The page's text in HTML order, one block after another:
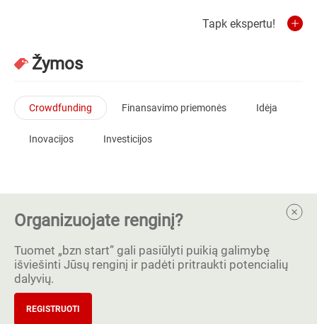
Tapk ekspertu!
Žymos
Crowdfunding Finansavimo priemonės Idėja
Inovacijos Investicijos
Organizuojate renginį?
Tuomet „bzn start” gali pasiūlyti puikią galimybę
išviešinti Jūsų renginį ir padėti pritraukti potencialių
dalyvių.
REGISTRUOTI